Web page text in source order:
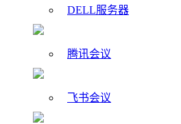
DELL服务器
腾讯会议
飞书会议